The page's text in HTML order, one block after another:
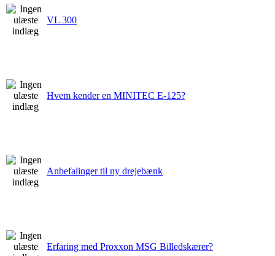
VL 300
Hvem kender en MINITEC E-125?
Anbefalinger til ny drejebænk
Erfaring med Proxxon MSG Billedskærer?